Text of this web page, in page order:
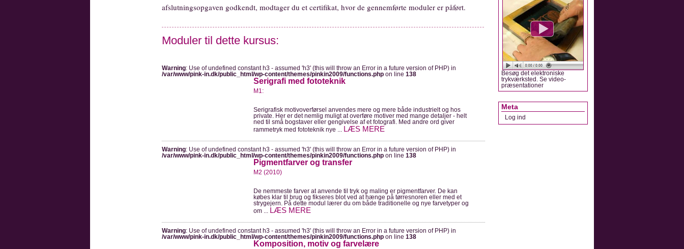
afslutningsopgaven godkendt, modtager du et certifikat, hvor de gennemførte moduler er påført.
Moduler til dette kursus:
Warning: Use of undefined constant h3 - assumed 'h3' (this will throw an Error in a future version of PHP) in
/var/www/pink-in.dk/public_html/wp-content/themes/pinkin2009/functions.php on line 138
Serigrafi med fototeknik
M1:
Serigrafisk motivoverførsel anvendes mere og mere både industrielt og hos
private. Her er det nemlig muligt at overføre motiver med mange detaljer - helt
ned til små bogstaver eller gengivelse af et fotografi. Med andre ord giver
rammetryk med fototeknik nye ... LÆS MERE
Warning: Use of undefined constant h3 - assumed 'h3' (this will throw an Error in a future version of PHP) in
/var/www/pink-in.dk/public_html/wp-content/themes/pinkin2009/functions.php on line 138
Pigmentfarver og transfer
M2 (2010)
De nemmeste farver at anvende til tryk og maling er pigmentfarver. De kan
købes klar til brug og fikseres blot ved at hænge på tørresnoren eller med et
strygejern. På dette modul lærer du om både traditionelle og nye farvetyper og
om ... LÆS MERE
Warning: Use of undefined constant h3 - assumed 'h3' (this will throw an Error in a future version of PHP) in
/var/www/pink-in.dk/public_html/wp-content/themes/pinkin2009/functions.php on line 138
Komposition, motiv og farvelære
Besøg det elektroniske
trykværksted. Se video­
præsentationer
Meta
Log ind